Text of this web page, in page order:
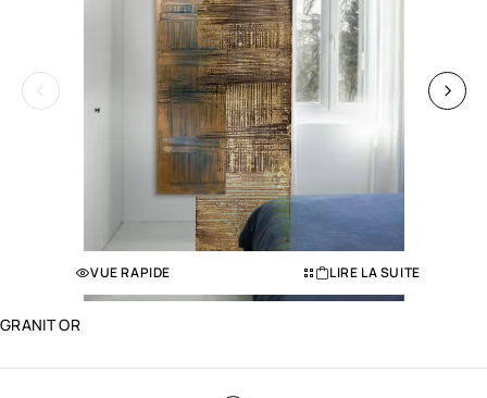
VUE RAPIDE LIRE LA SUITE
GRANIT OR